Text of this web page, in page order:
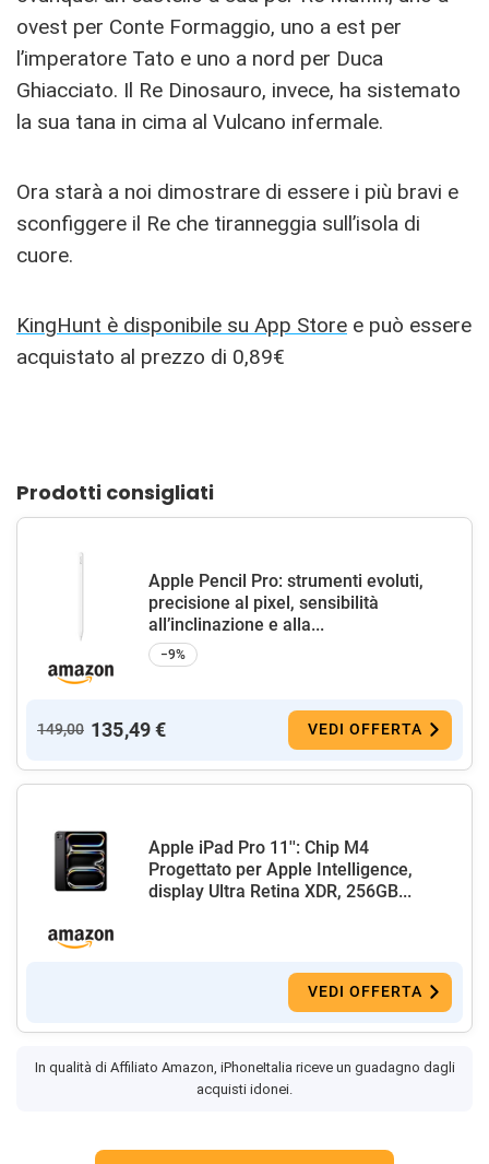
ovest per Conte Formaggio, uno a est per
l’imperatore Tato e uno a nord per Duca
Ghiacciato. Il Re Dinosauro, invece, ha sistemato
la sua tana in cima al Vulcano infermale.
Ora starà a noi dimostrare di essere i più bravi e
sconfiggere il Re che tiranneggia sull’isola di
cuore.
KingHunt è disponibile su App Store e può essere
acquistato al prezzo di 0,89€
Prodotti consigliati
Apple Pencil Pro: strumenti evoluti,
precisione al pixel, sensibilità
all’inclinazione e alla...
−9%
149,00 135,49 € VEDI OFFERTA
Apple iPad Pro 11'': Chip M4
Progettato per Apple Intelligence,
display Ultra Retina XDR, 256GB...
VEDI OFFERTA
In qualità di Affiliato Amazon, iPhoneItalia riceve un guadagno dagli
acquisti idonei.